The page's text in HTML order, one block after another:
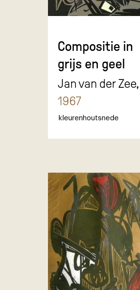
Compositie in
grijs en geel
Jan van der Zee,
1967
kleurenhoutsnede